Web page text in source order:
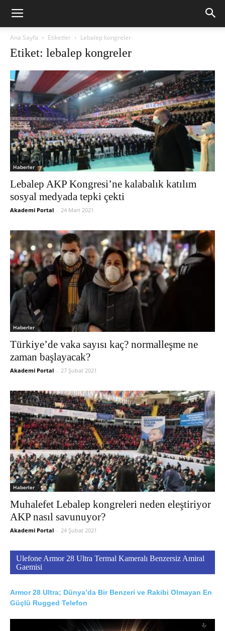
Ana Sayfa Etiketler Lebalep kongreler
Etiket: lebalep kongreler
Haberler
Lebalep AKP Kongresi’ne kalabalık katılım
sosyal medyada tepki çekti
Akademi Portal - 24 Mart 2021
Haberler
Türkiye’de vaka sayısı kaç? normalleşme ne
zaman başlayacak?
Akademi Portal - 27 Şubat 2021
Haberler
Muhalefet Lebalep kongreleri neden eleştiriyor
AKP nasıl savunuyor?
Akademi Portal - 24 Şubat 2021
Ulefone Armor 28 Ultra Termal Kameralı Benzersiz Amiral
Gaemisi
Armor 28 Ultra; Dünya’da Bir Benzeri ve Rakibi Olmayan En
Güçlü Rugged Telefon